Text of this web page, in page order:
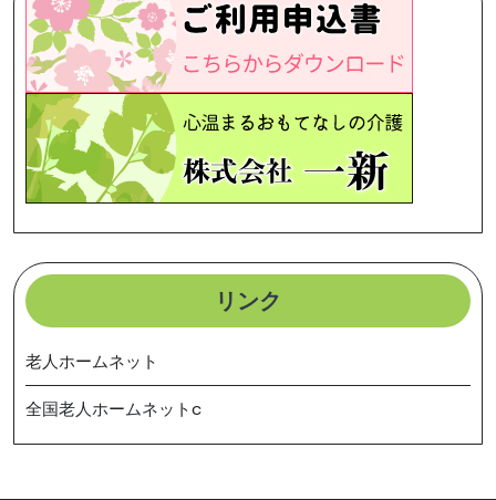
リンク
老人ホームネット
全国老人ホームネットc